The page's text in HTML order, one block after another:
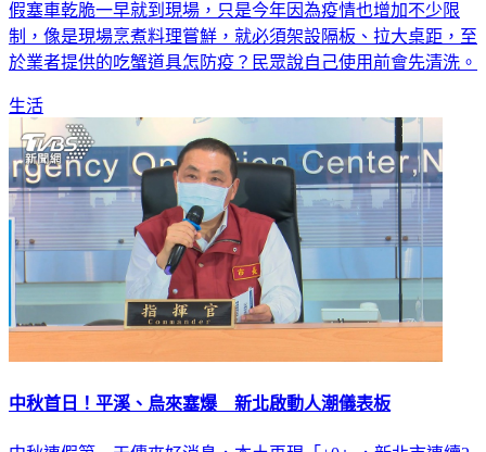
假塞車乾脆一早就到現場，只是今年因為疫情也增加不少限
制，像是現場烹煮料理嘗鮮，就必須架設隔板、拉大桌距，至
於業者提供的吃蟹道具怎防疫？民眾說自己使用前會先清洗。
生活
中秋首日！平溪、烏來塞爆 新北啟動人潮儀表板